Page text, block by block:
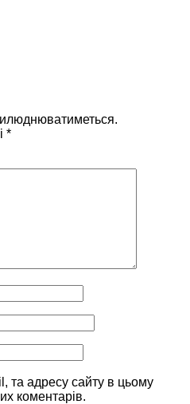
*
та адресу сайту в цьому
коментарів.